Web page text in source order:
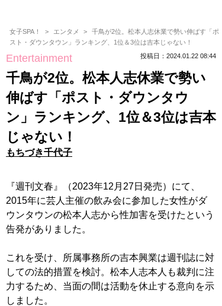
女子SPA！ エンタメ
千鳥が2位。松本人志休業で勢い伸ばす「ポ
スト・ダウンタウン」ランキング、1位＆3位は吉本じゃない！
Entertainment 投稿日：2024.01.22 08:44
千鳥が2位。松本人志休業で勢い
伸ばす「ポスト・ダウンタウ
ン」ランキング、1位＆3位は吉本
じゃない！
もちづき千代子
『週刊文春』（2023年12月27日発売）にて、
2015年に芸人主催の飲み会に参加した女性がダ
ウンタウンの松本人志から性加害を受けたという
告発がありました。
これを受け、所属事務所の吉本興業は週刊誌に対
しての法的措置を検討。松本人志本人も裁判に注
力するため、当面の間は活動を休止する意向を示
しました。